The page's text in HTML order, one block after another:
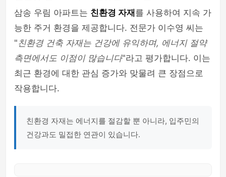
삼송 우림 아파트는 친환경 자재 를 사용하여 지속 가
능한 주거 환경을 제공합니다. 전문가 이수영 씨는
"친환경 건축 자재는 건강에 유익하며, 에너지 절약
측면에서도 이점이 많습니다"라고 평가합니다. 이는
최근 환경에 대한 관심 증가와 맞물려 큰 장점으로
작용합니다.
친환경 자재는 에너지를 절감할 뿐 아니라, 입주민의
건강과도 밀접한 연관이 있습니다.